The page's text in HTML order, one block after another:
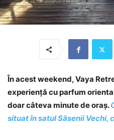
În acest weekend, Vaya
experiență cu parfum
doar câteva minute de oraș.
situat în satul Săsenii Vechi,